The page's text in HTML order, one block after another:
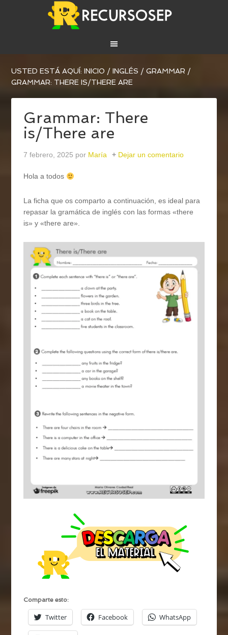
USTED ESTÁ AQUÍ:INICIO / INGLÉS / GRAMMAR /
GRAMMAR: THERE IS/THERE ARE
Grammar: There
is/There are
7 febrero, 2025 por María Dejar un comentario
Hola a todos
La ficha que os comparto a continuación, es ideal para
repasar la gramática de inglés con las formas «there
is» y «there are».
Comparte esto:
Twitter Facebook WhatsApp